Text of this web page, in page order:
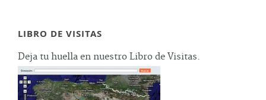
LIBRO DE VISITAS
Deja tu huella en nuestro Libro de Visitas.